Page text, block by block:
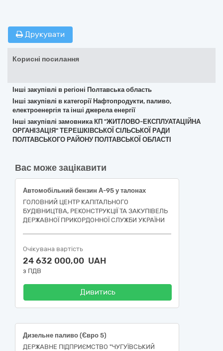
Друкувати
Корисні посилання
Інші закупівлі в регіоні Полтавська область
Інші закупівлі в категорії Нафтопродукти, паливо,
електроенергія та інші джерела енергії
Інші закупівлі замовника КП "ЖИТЛОВО-ЕКСПЛУАТАЦІЙНА
ОРГАНІЗАЦІЯ" ТЕРЕШКІВСЬКОЇ СІЛЬСЬКОЇ РАДИ
ПОЛТАВСЬКОГО РАЙОНУ ПОЛТАВСЬКОЇ ОБЛАСТІ
Вас може зацікавити
Автомобільний бензин А-95 у талонах
ГОЛОВНИЙ ЦЕНТР КАПІТАЛЬНОГО
БУДІВНИЦТВА, РЕКОНСТРУКЦІЇ ТА ЗАКУПІВЕЛЬ
ДЕРЖАВНОЇ ПРИКОРДОННОЇ СЛУЖБИ УКРАЇНИ
Очікувана вартість
24 632 000,00 UAH
з ПДВ
Дивитись
Дизельне паливо (Євро 5)
ДЕРЖАВНЕ ПІДПРИЄМСТВО "ЧУГУЇВСЬКИЙ